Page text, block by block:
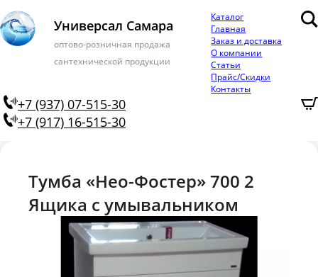
Универсал Самара
оптово-розничная продажа
сантехнической продукции
Каталог
Главная
Заказ и доставка
О компании
Статьи
Прайс/Скидки
Контакты
+7 (937) 07-515-30
+7 (917) 16-515-30
Тумба «Нео-Фостер» 700 2
Ящика с умывальником